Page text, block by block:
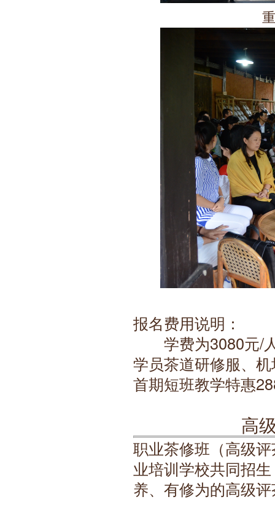
报名费用说明：
学费为3080元/人
学员茶道研修服、
首期短班教学特惠
高
职业茶修班（高级
业培训学校共同招
养、有修为的高级